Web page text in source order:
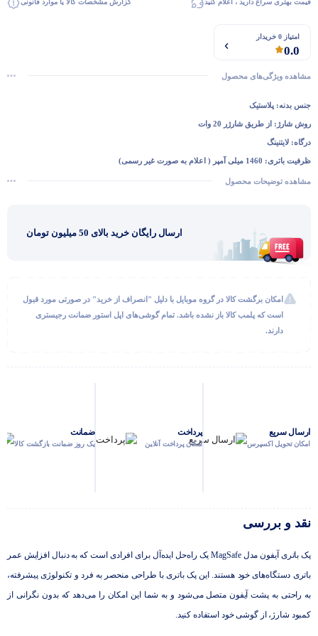
قیمت بهتری سراغ دارید ، اعلام کنید گزارش مشخصات کالا یا موارد قانونی
امتیاز 0 خریدار
0.0
مشاهده ویژگی‌های محصول
جنس بدنه: پلاستیک
روش شارژ: از طریق شارژر 20 وات
درگاه: لایتنینگ
ظرفیت باتری: 1460 میلی آمپر ( اعلام به صورت غیر رسمی)
مشاهده توضیحات محصول
ارسال رایگان خرید بالای 50 میلیون تومان
امکان برگشت کالا در گروه موبایل با دلیل "انصراف از خرید" در صورتی مورد قبول
است که پلمب کالا باز نشده باشد. تمام گوشی‌های اپل استور ضمانت رجیستری
دارند.
ارسال سریع
امکان تحویل اکسپرس
پرداخت
امکان پرداخت آنلاین
ضمانت
یک روز ضمانت بازگشت کالا
نقد و بررسی
پک باتری آیفون مدل MagSafe یک راه‌حل ایده‌آل برای افرادی است که به دنبال افزایش عمر
باتری دستگاه‌های خود هستند. این پک باتری با طراحی منحصر به فرد و تکنولوژی پیشرفته،
به راحتی به پشت آیفون متصل می‌شود و به شما این امکان را می‌دهد که بدون نگرانی از
کمبود شارژ، از گوشی خود استفاده کنید.
گفتگو با غرفه‌دار
در حال اتصال...